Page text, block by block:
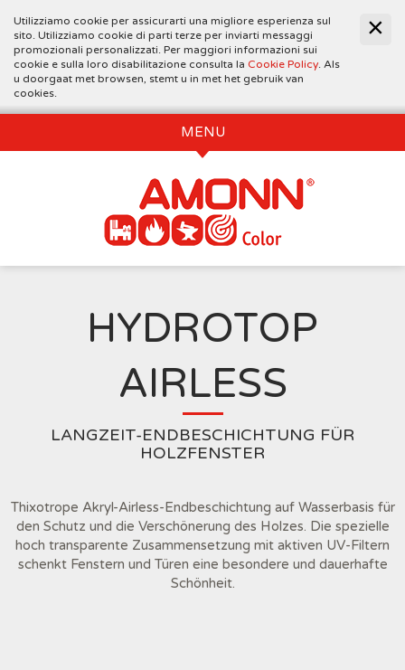
Utilizziamo cookie per assicurarti una migliore esperienza sul
sito. Utilizziamo cookie di parti terze per inviarti messaggi
promozionali personalizzati. Per maggiori informazioni sui
cookie e sulla loro disabilitazione consulta la Cookie Policy. Als
u doorgaat met browsen, stemt u in met het gebruik van
cookies.
MENU
HYDROTOP
AIRLESS
LANGZEIT-ENDBESCHICHTUNG FÜR
HOLZFENSTER
Thixotrope Akryl-Airless-Endbeschichtung auf Wasserbasis für
den Schutz und die Verschönerung des Holzes. Die spezielle
hoch transparente Zusammensetzung mit aktiven UV-Filtern
schenkt Fenstern und Türen eine besondere und dauerhafte
Schönheit.